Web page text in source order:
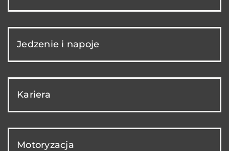
Jedzenie i napoje
Kariera
Motoryzacja